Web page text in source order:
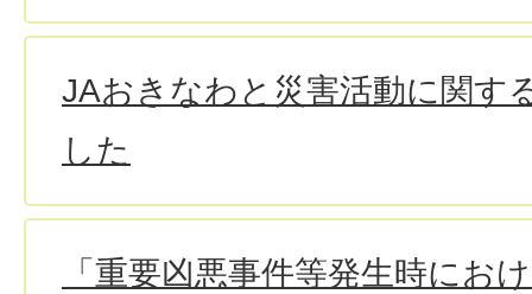
JAおきなわと災害活動に関す
した
「重要凶悪事件等発生時にお